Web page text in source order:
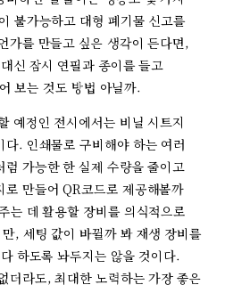
불가능하고 대형 폐기물 신고를
가를 만들고 싶은 생각이 든다면,
신 잠시 연필과 종이를 들고
보는 것도 방법 아닐까.
예정인 전시에서는 비닐 시트지
. 인쇄물로 구비해야 하는 여러
가능한 한 실제 수량을 줄이고
만들어 QR코드로 제공해볼까
는 데 활용할 장비를 의식적으로
, 세팅 값이 바뀔까 봐 재생 장비를
하도록 놔두지는 않을 것이다.
더라도, 최대한 노력하는 가장 좋은